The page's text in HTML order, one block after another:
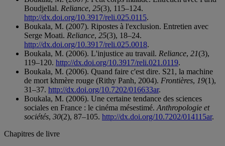
Boudjellal. Reliance, 25(3), 115–124.
http://dx.doi.org/10.3917/reli.025.0115.
Boukala, M. (2007). Ripostes à l'exclusion. Entretien avec
Serge Moati. Reliance, 25(3), 18–24.
http://dx.doi.org/10.3917/reli.025.0018.
Boukala, M. (2006). L'injustice au travail. Reliance, 21(3),
119–120. http://dx.doi.org/10.3917/reli.021.0119.
Boukala, M. (2006). Quand faire c'est dire. S21, la machine
de mort khmère rouge (Rithy Panh, 2004). Frontières, 19(1),
31–37. http://dx.doi.org/10.7202/016633ar.
Boukala, M. (2006). Une certaine tendance des sciences
sociales en France : le cinéma mésestimé. Anthropologie et
sociétés, 30(2), 87–105. http://dx.doi.org/10.7202/014115ar.
Chapitres de livre